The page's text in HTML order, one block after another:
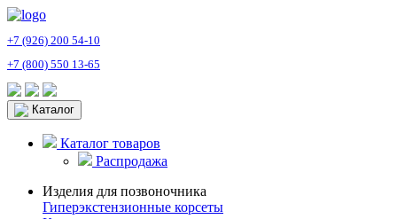
+7 (926) 200 54-10
+7 (800) 550 13-65
Каталог
Каталог товаров
Распродажа
Изделия для позвоночника
Гиперэкстензионные корсеты